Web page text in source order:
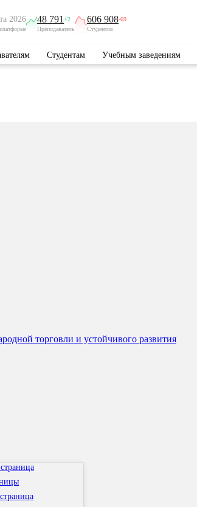
2026 48 791 +2
Преподаватель
606 908-69
Студентов
Студентам Учебным заведениям
торговли и устойчивого развития